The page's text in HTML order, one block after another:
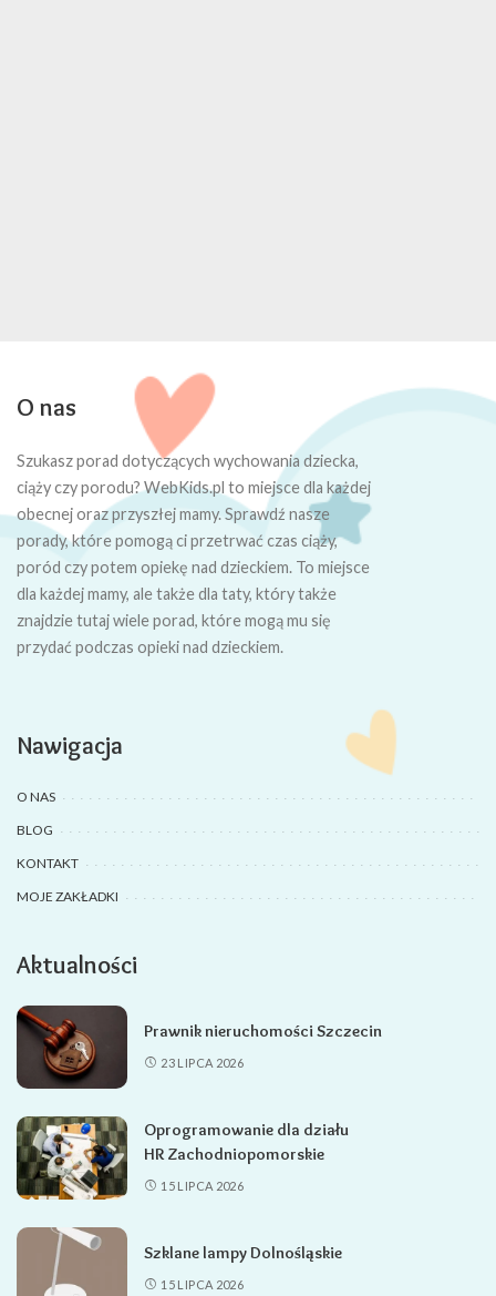
O nas
Szukasz porad dotyczących wychowania dziecka,
ciąży czy porodu? WebKids.pl to miejsce dla każdej
obecnej oraz przyszłej mamy. Sprawdź nasze
porady, które pomogą ci przetrwać czas ciąży,
poród czy potem opiekę nad dzieckiem. To miejsce
dla każdej mamy, ale także dla taty, który także
znajdzie tutaj wiele porad, które mogą mu się
przydać podczas opieki nad dzieckiem.
Nawigacja
O NAS
BLOG
KONTAKT
MOJE ZAKŁADKI
Aktualności
Prawnik nieruchomości Szczecin
23 LIPCA 2026
Oprogramowanie dla działu
HR Zachodniopomorskie
15 LIPCA 2026
Szklane lampy Dolnośląskie
15 LIPCA 2026